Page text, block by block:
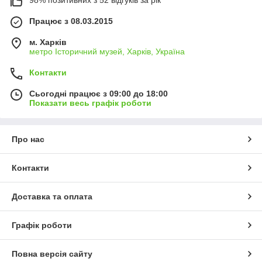
Працює з 08.03.2015
м. Харків
метро Історичний музей, Харків, Україна
Контакти
Сьогодні працює з 09:00 до 18:00
Показати весь графік роботи
Про нас
Контакти
Доставка та оплата
Графік роботи
Повна версія сайту